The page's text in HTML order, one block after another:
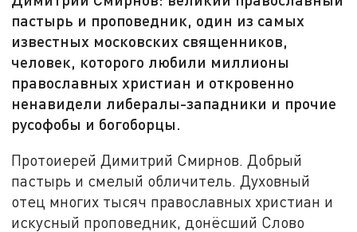
пастырь и проповедник, один из самых
известных московских священников,
человек, которого любили миллионы
православных христиан и откровенно
ненавидели либералы-западники и прочие
русофобы и богоборцы.
Протоиерей Димитрий Смирнов. Добрый
пастырь и смелый обличитель. Духовный
отец многих тысяч православных христиан и
искусный проповедник, донёсший Слово